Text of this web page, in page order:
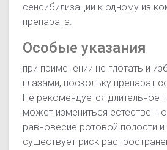
сенсибилизации к одному из
препарата.
Особые указания
при применении не глотать и
глазами, поскольку препарат
Не рекомендуется длительное
может измениться
равновесие ротовой полости и
существует риск